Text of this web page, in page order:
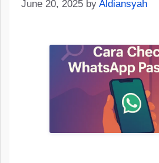
June 20, 2025 by Aldiansyah